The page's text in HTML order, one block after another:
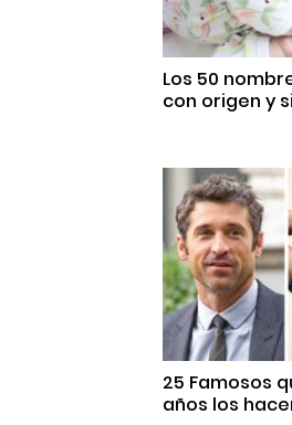
Los 50
con origen y
25 Famosos
años los